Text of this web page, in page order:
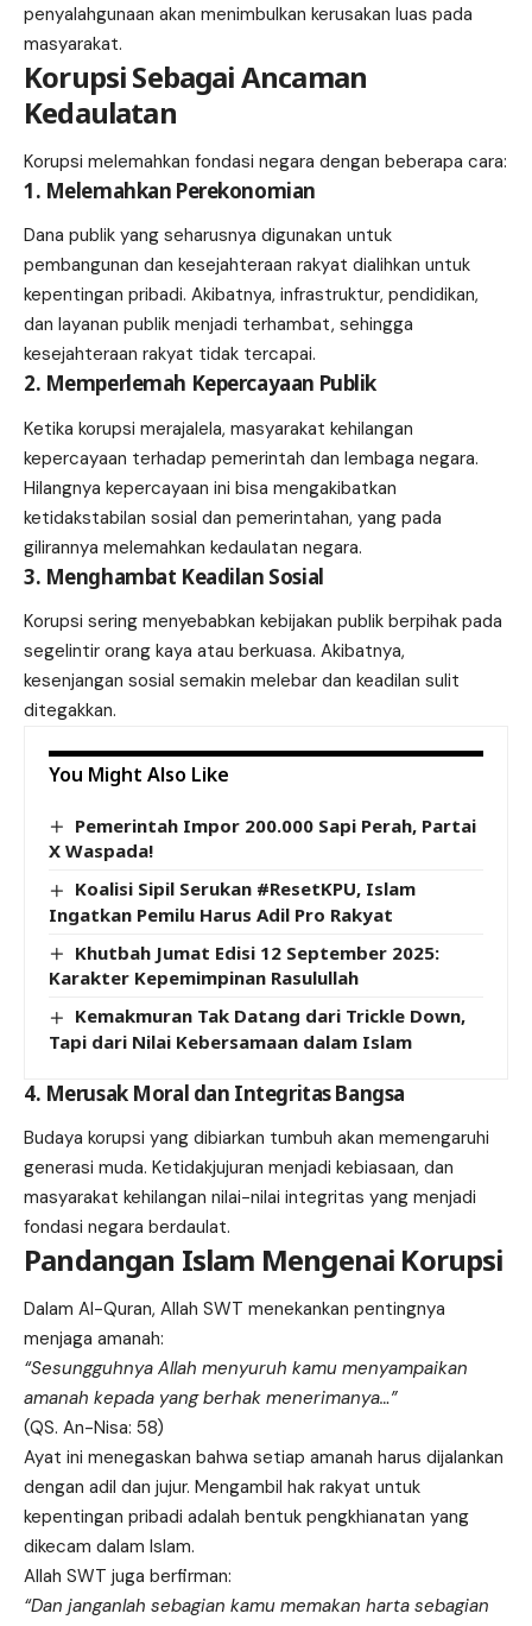
penyalahgunaan akan menimbulkan kerusakan luas pada
masyarakat.
Korupsi Sebagai Ancaman
Kedaulatan
Korupsi melemahkan fondasi negara dengan beberapa cara:
1. Melemahkan Perekonomian
Dana publik yang seharusnya digunakan untuk
pembangunan dan kesejahteraan rakyat dialihkan untuk
kepentingan pribadi. Akibatnya, infrastruktur, pendidikan,
dan layanan publik menjadi terhambat, sehingga
kesejahteraan rakyat tidak tercapai.
2. Memperlemah Kepercayaan Publik
Ketika korupsi merajalela, masyarakat kehilangan
kepercayaan terhadap pemerintah dan lembaga negara.
Hilangnya kepercayaan ini bisa mengakibatkan
ketidakstabilan sosial dan pemerintahan, yang pada
gilirannya melemahkan kedaulatan negara.
3. Menghambat Keadilan Sosial
Korupsi sering menyebabkan kebijakan publik berpihak pada
segelintir orang kaya atau berkuasa. Akibatnya,
kesenjangan sosial semakin melebar dan keadilan sulit
ditegakkan.
You Might Also Like
Pemerintah Impor 200.000 Sapi Perah, Partai
X Waspada!
Koalisi Sipil Serukan #ResetKPU, Islam
Ingatkan Pemilu Harus Adil Pro Rakyat
Khutbah Jumat Edisi 12 September 2025:
Karakter Kepemimpinan Rasulullah
Kemakmuran Tak Datang dari Trickle Down,
Tapi dari Nilai Kebersamaan dalam Islam
4. Merusak Moral dan Integritas Bangsa
Budaya korupsi yang dibiarkan tumbuh akan memengaruhi
generasi muda. Ketidakjujuran menjadi kebiasaan, dan
masyarakat kehilangan nilai-nilai integritas yang menjadi
fondasi negara berdaulat.
Pandangan Islam Mengenai Korupsi
Dalam Al-Quran, Allah SWT menekankan pentingnya
menjaga amanah:
“Sesungguhnya Allah menyuruh kamu menyampaikan
amanah kepada yang berhak menerimanya…”
(QS. An-Nisa: 58)
Ayat ini menegaskan bahwa setiap amanah harus dijalankan
dengan adil dan jujur. Mengambil hak rakyat untuk
kepentingan pribadi adalah bentuk pengkhianatan yang
dikecam dalam Islam.
Allah SWT juga berfirman:
“Dan janganlah sebagian kamu memakan harta sebagian